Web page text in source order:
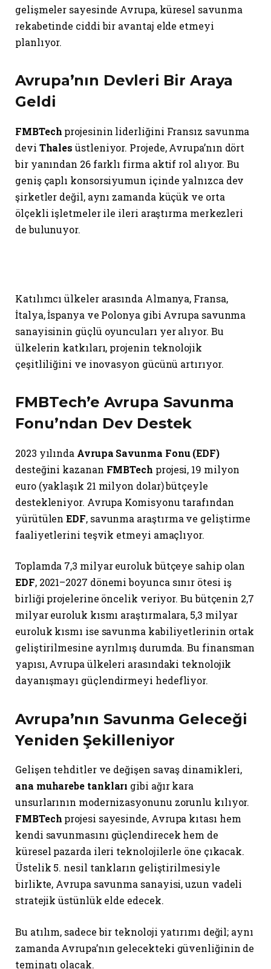
gelişmeler sayesinde Avrupa, küresel savunma
rekabetinde ciddi bir avantaj elde etmeyi
planlıyor.
Avrupa’nın Devleri Bir Araya
Geldi
FMBTech projesinin liderliğini Fransız savunma
devi Thales üstleniyor. Projede, Avrupa’nın dört
bir yanından 26 farklı firma aktif rol alıyor. Bu
geniş çaplı konsorsiyumun içinde yalnızca dev
şirketler değil, aynı zamanda küçük ve orta
ölçekli işletmeler ile ileri araştırma merkezleri
de bulunuyor.
Katılımcı ülkeler arasında Almanya, Fransa,
İtalya, İspanya ve Polonya gibi Avrupa savunma
sanayisinin güçlü oyuncuları yer alıyor. Bu
ülkelerin katkıları, projenin teknolojik
çeşitliliğini ve inovasyon gücünü artırıyor.
FMBTech’e Avrupa Savunma
Fonu’ndan Dev Destek
2023 yılında Avrupa Savunma Fonu (EDF)
desteğini kazanan FMBTech projesi, 19 milyon
euro (yaklaşık 21 milyon dolar) bütçeyle
destekleniyor. Avrupa Komisyonu tarafından
yürütülenEDF, savunma araştırma ve geliştirme
faaliyetlerini teşvik etmeyi amaçlıyor.
Toplamda 7,3 milyar euroluk bütçeye sahip olan
EDF, 2021–2027 dönemi boyunca sınır ötesi iş
birliği projelerine öncelik veriyor. Bu bütçenin 2,7
milyar euroluk kısmı araştırmalara, 5,3 milyar
euroluk kısmı ise savunma kabiliyetlerinin ortak
geliştirilmesine ayrılmış durumda. Bu finansman
yapısı, Avrupa ülkeleri arasındaki teknolojik
dayanışmayı güçlendirmeyi hedefliyor.
Avrupa’nın Savunma Geleceği
Yeniden Şekilleniyor
Gelişen tehditler ve değişen savaş dinamikleri,
ana muharebe tankları gibi ağır kara
unsurlarının modernizasyonunu zorunlu kılıyor.
FMBTech projesi sayesinde, Avrupa kıtası hem
kendi savunmasını güçlendirecek hem de
küresel pazarda ileri teknolojilerle öne çıkacak.
Üstelik 5. nesil tankların geliştirilmesiyle
birlikte, Avrupa savunma sanayisi, uzun vadeli
stratejik üstünlük elde edecek.
Bu atılım, sadece bir teknoloji yatırımı değil; aynı
zamanda Avrupa’nın gelecekteki güvenliğinin de
teminatı olacak.